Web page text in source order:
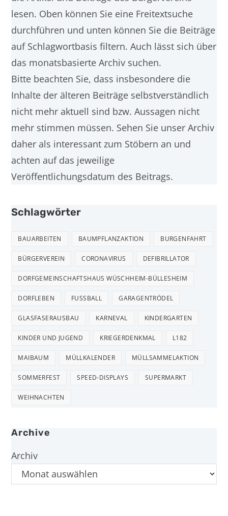
lesen. Oben können Sie eine Freitextsuche
durchführen und unten können Sie die Beiträge
auf Schlagwortbasis filtern. Auch lässt sich über
das monatsbasierte Archiv suchen.
Bitte beachten Sie, dass insbesondere die
Inhalte der älteren Beiträge selbstverständlich
nicht mehr aktuell sind bzw. Aussagen nicht
mehr stimmen müssen. Sehen Sie unser Archiv
daher als interessant zum Stöbern an und
achten auf das jeweilige
Veröffentlichungsdatum des Beitrags.
Schlagwörter
BAUARBEITEN BAUMPFLANZAKTION BURGENFAHRT
BÜRGERVEREIN CORONAVIRUS DEFIBRILLATOR
DORFGEMEINSCHAFTSHAUS WÜSCHHEIM-BÜLLESHEIM
DORFLEBEN FUSSBALL GARAGENTRÖDEL
GLASFASERAUSBAU KARNEVAL KINDERGARTEN
KINDER UND JUGEND KRIEGERDENKMAL L182
MAIBAUM MÜLLKALENDER MÜLLSAMMELAKTION
SOMMERFEST SPEED-DISPLAYS SUPERMARKT
WEIHNACHTEN
Archive
Archiv